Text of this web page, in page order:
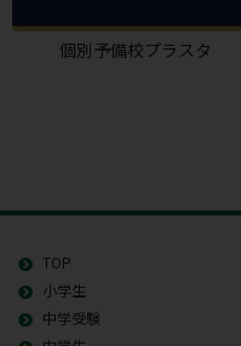
個別予備校プラスタ
TOP
小学生
中学受験